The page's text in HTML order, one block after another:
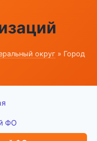
округ » Город
ФО